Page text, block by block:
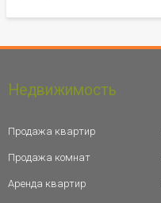
Недвижимость
Продажа квартир
Продажа комнат
Аренда квартир